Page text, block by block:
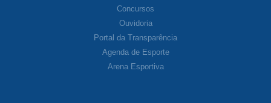
Concursos
Ouvidoria
Portal da Transparência
Agenda de Esporte
Arena Esportiva